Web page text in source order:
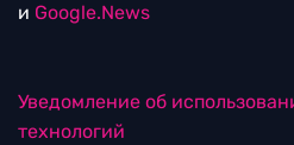
и Google.News
Уведомление об
технологий